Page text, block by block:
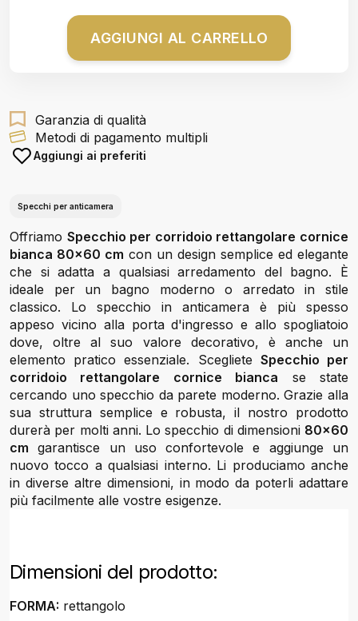
AGGIUNGI AL CARRELLO
Garanzia di qualità
Metodi di pagamento multipli
Aggiungi ai preferiti
Specchi per anticamera
Offriamo Specchio per corridoio rettangolare cornice
bianca 80x60 cm con un design semplice ed elegante
che si adatta a qualsiasi arredamento del bagno. È
ideale per un bagno moderno o arredato in stile
classico. Lo specchio in anticamera è più spesso
appeso vicino alla porta d'ingresso e allo spogliatoio
dove, oltre al suo valore decorativo, è anche un
elemento pratico essenziale. Scegliete Specchio per
corridoio rettangolare cornice bianca se state
cercando uno specchio da parete moderno. Grazie alla
sua struttura semplice e robusta, il nostro prodotto
durerà per molti anni. Lo specchio di dimensioni 80x60
cm garantisce un uso confortevole e aggiunge un
nuovo tocco a qualsiasi interno. Li produciamo anche
in diverse altre dimensioni, in modo da poterli adattare
più facilmente alle vostre esigenze.
Dimensioni del prodotto:
FORMA: rettangolo